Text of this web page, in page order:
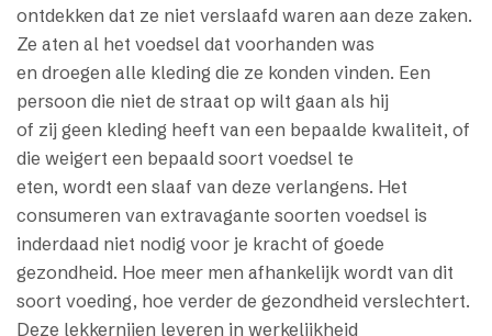
ontdekken dat ze niet verslaafd waren aan deze zaken.
Ze aten al het voedsel dat voorhanden was
en droegen alle kleding die ze konden vinden. Een
persoon die niet de straat op wilt gaan als hij
of zij geen kleding heeft van een bepaalde kwaliteit, of
die weigert een bepaald soort voedsel te
eten, wordt een slaaf van deze verlangens. Het
consumeren van extravagante soorten voedsel is
inderdaad niet nodig voor je kracht of goede
gezondheid. Hoe meer men afhankelijk wordt van dit
soort voeding, hoe verder de gezondheid verslechtert.
Deze lekkernijen leveren in werkelijkheid